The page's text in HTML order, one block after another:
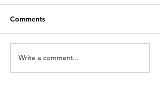
Comments
Write a comment...